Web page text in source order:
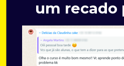
um recado